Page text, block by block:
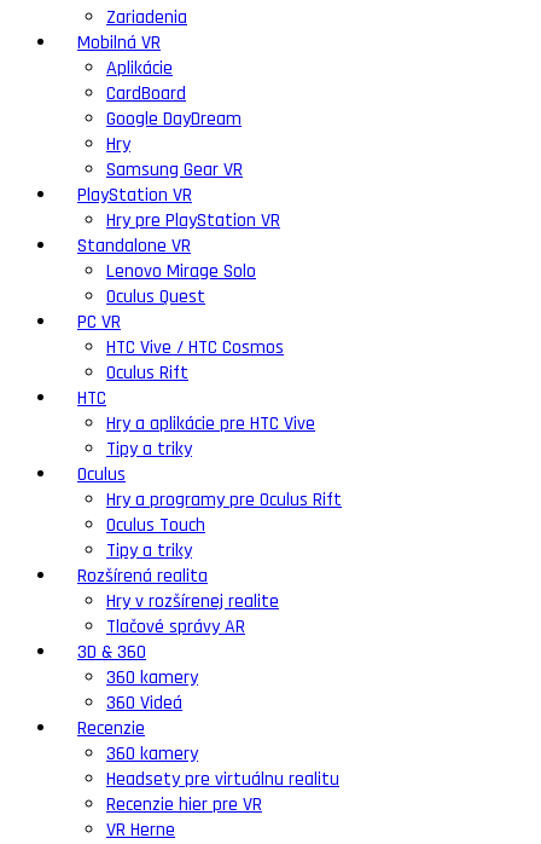
Zariadenia
Mobilná VR
Aplikácie
CardBoard
Google DayDream
Hry
Samsung Gear VR
PlayStation VR
Hry pre PlayStation VR
Standalone VR
Lenovo Mirage Solo
Oculus Quest
PC VR
HTC Vive / HTC Cosmos
Oculus Rift
HTC
Hry a aplikácie pre HTC Vive
Tipy a triky
Oculus
Hry a programy pre Oculus Rift
Oculus Touch
Tipy a triky
Rozšírená realita
Hry v rozšírenej realite
Tlačové správy AR
3D & 360
360 kamery
360 Videá
Recenzie
360 kamery
Headsety pre virtuálnu realitu
Recenzie hier pre VR
VR Herne